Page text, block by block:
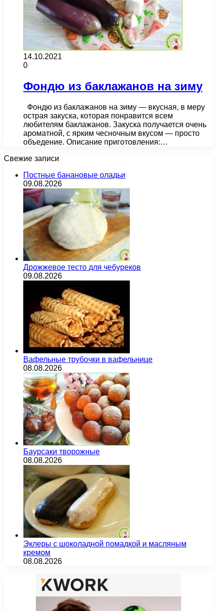
14.10.2021
0
Фондю из баклажанов на зиму
Фондю из баклажанов на зиму — вкусная, в меру
острая закуска, которая понравится всем
любителям баклажанов. Закуска получается очень
ароматной, с ярким чесночным вкусом — просто
объедение. Описание приготовления:…
Свежие записи
Постные банановые оладьи
09.08.2026
Дрожжевое тесто для чебуреков
09.08.2026
Вафельные трубочки в вафельнице
08.08.2026
Баурсаки творожные
08.08.2026
Эклеры с шоколадной помадкой и масляным
кремом
08.08.2026